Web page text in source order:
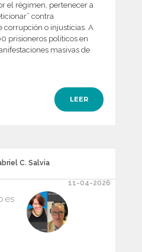
el régimen, pertenecer a
contra
corrupción o injusticias. A
prisioneros políticos en
masivas de
LEER
C. Salvia
11-04-2026
es